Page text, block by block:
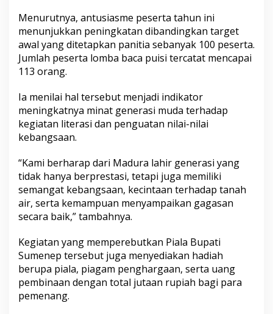
Menurutnya, antusiasme peserta tahun ini
menunjukkan peningkatan dibandingkan target
awal yang ditetapkan panitia sebanyak 100 peserta.
Jumlah peserta lomba baca puisi tercatat mencapai
113 orang.
Ia menilai hal tersebut menjadi indikator
meningkatnya minat generasi muda terhadap
kegiatan literasi dan penguatan nilai-nilai
kebangsaan.
“Kami berharap dari Madura lahir generasi yang
tidak hanya berprestasi, tetapi juga memiliki
semangat kebangsaan, kecintaan terhadap tanah
air, serta kemampuan menyampaikan gagasan
secara baik,” tambahnya.
Kegiatan yang memperebutkan Piala Bupati
Sumenep tersebut juga menyediakan hadiah
berupa piala, piagam penghargaan, serta uang
pembinaan dengan total jutaan rupiah bagi para
pemenang.